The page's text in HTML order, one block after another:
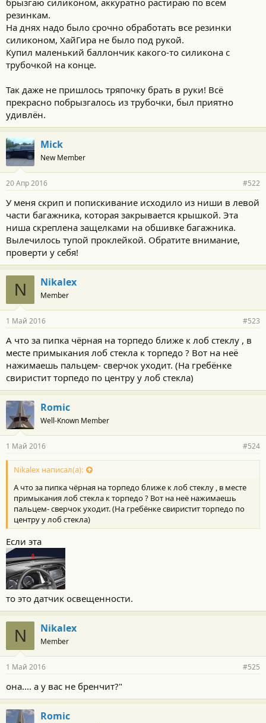
резинкам.
На днях надо было срочно обработать все резинки
силиконом, ХайГира не было под рукой.
Купил маленький баллончик какого-то силикона с
трубочкой на конце.
Так даже не пришлось тряпочку брать в руки! Всё
прекрасно побрызгалось из трубочки, был приятно
удивлён.
Mick
New Member
20 Апр 2016 #522
У меня скрип и попискивание исходило из ниши в левой
части багажника, которая закрывается крышкой. Эта
ниша скреплена защелками на обшивке багажника.
Вылечилось тупой проклейкой. Обратите внимание,
проверти у себя!
N Nikalex
Member
1 Май 2016 #523
А что за пипка чёрная на торпедо ближе к лоб стеклу , в
месте примыкания лоб стекла к торпедо ? Вот на неё
нажимаешь пальцем- сверчок уходит. (На гребёнке
свиристит торпедо по центру у лоб стекла)
Romic
Well-Known Member
1 Май 2016 #524
Nikalex написал(а):
А что за пипка чёрная на торпедо ближе к лоб стеклу , в месте
примыкания лоб стекла к торпедо ? Вот на неё нажимаешь
пальцем- сверчок уходит. (На гребёнке свиристит торпедо по
центру у лоб стекла)
Если эта
то это датчик освещенности.
N Nikalex
Member
1 Май 2016 #525
она.... а у вас не бренчит?"
Romic